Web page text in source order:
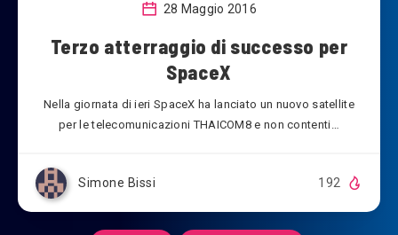
28 Maggio 2016
Terzo atterraggio di successo per
SpaceX
Nella giornata di ieri SpaceX ha lanciato un nuovo satellite
per le telecomunicazioni THAICOM8 e non contenti…
Simone Bissi 192